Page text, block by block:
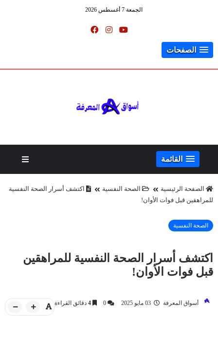
الجمعة 7 أغسطس 2026
الصفحات
القائمة
الصفحة الرئيسية الصحة النفسية
اكتشف أسرار الصحة النفسية
للمراهقين قبل فوات الأوان!
الصحة النفسية
اكتشف أسرار الصحة النفسية للمراهقين
قبل فوات الأوان!
أسواق المعرفة 0
4 دقائق القراءة